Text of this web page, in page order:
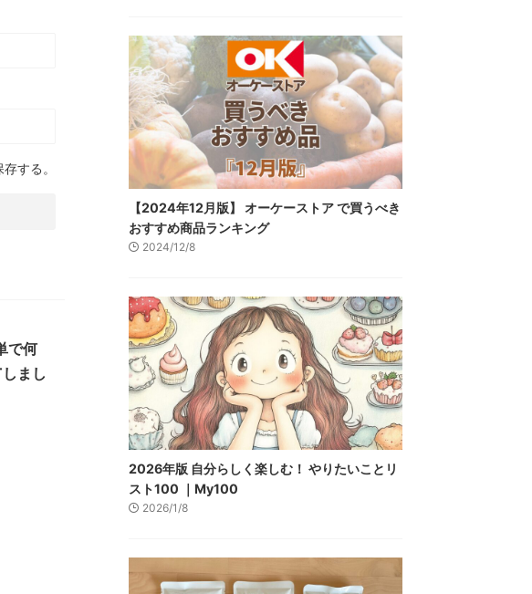
する。
で何
まし
【2024年12月版】 オーケーストア で買うべき
おすすめ商品ランキング
2024/12/8
2026年版 自分らしく楽しむ！ やりたいことリ
スト100 ｜My100
2026/1/8